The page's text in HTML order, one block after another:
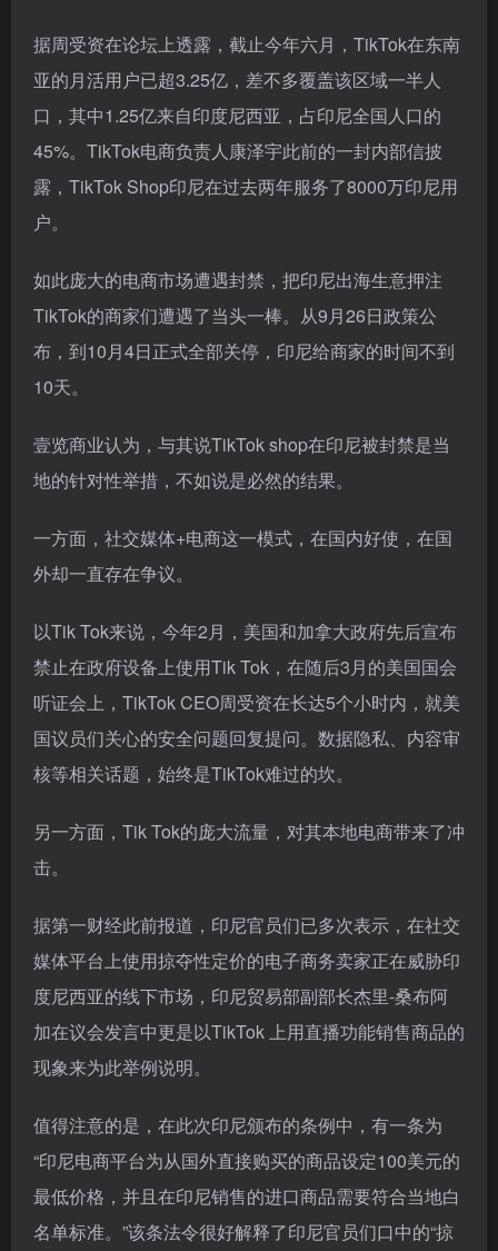
据周受资在论坛上透露，截止今年六月，TikTok在东南
亚的月活用户已超3.25亿，差不多覆盖该区域一半人
口，其中1.25亿来自印度尼西亚，占印尼全国人口的
45%。TikTok电商负责人康泽宇此前的一封内部信披
露，TikTok Shop印尼在过去两年服务了8000万印尼用
户。
如此庞大的电商市场遭遇封禁，把印尼出海生意押注
TikTok的商家们遭遇了当头一棒。从9月26日政策公
布，到10月4日正式全部关停，印尼给商家的时间不到
10天。
壹览商业认为，与其说TikTok shop在印尼被封禁是当
地的针对性举措，不如说是必然的结果。
一方面，社交媒体+电商这一模式，在国内好使，在国
外却一直存在争议。
以Tik Tok来说，今年2月，美国和加拿大政府先后宣布
禁止在政府设备上使用Tik Tok，在随后3月的美国国会
听证会上，TikTok CEO周受资在长达5个小时内，就美
国议员们关心的安全问题回复提问。数据隐私、内容审
核等相关话题，始终是TikTok难过的坎。
另一方面，Tik Tok的庞大流量，对其本地电商带来了冲
击。
据第一财经此前报道，印尼官员们已多次表示，在社交
媒体平台上使用掠夺性定价的电子商务卖家正在威胁印
度尼西亚的线下市场，印尼贸易部副部长杰里-桑布阿
加在议会发言中更是以TikTok 上用直播功能销售商品的
现象来为此举例说明。
值得注意的是，在此次印尼颁布的条例中，有一条为
“印尼电商平台为从国外直接购买的商品设定100美元的
最低价格，并且在印尼销售的进口商品需要符合当地白
名单标准。”该条法令很好解释了印尼官员们口中的“掠